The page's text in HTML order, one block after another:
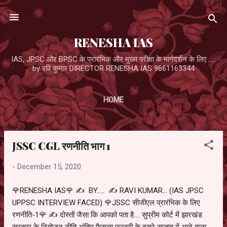
Skip to main content
RENESHA IAS
IAS, JPSC और BPSC के प्रारंभिक और मुख्य परीक्षा के मार्गदर्शन के लिए .....
by रवि कुमार DIRECTOR RENESHA IAS 9661163344
HOME
JSSC CGL रणनीति भाग 1
- December 15, 2020
🌹RENESHA IAS🌹 ✍️ BY..... ✍️ RAVI KUMAR... (IAS JPSC
UPPSC INTERVIEW FACED) 🌹JSSC सीजीएल प्रारंभिक के लिए
रणनीति-1🌹 ✍️ दोस्तों जैसा कि आपको पता है.... सुप्रीम कोर्ट में झारखंड